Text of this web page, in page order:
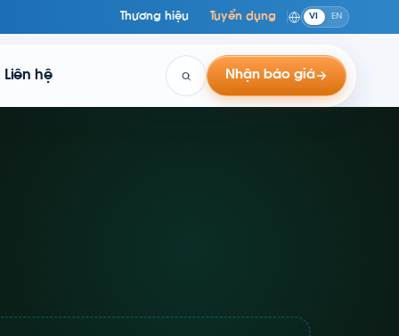
Thương hiệu Tuyển dụng VI EN
Liên hệ Nhận báo giá